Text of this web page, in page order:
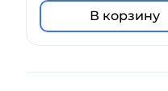
В корзину